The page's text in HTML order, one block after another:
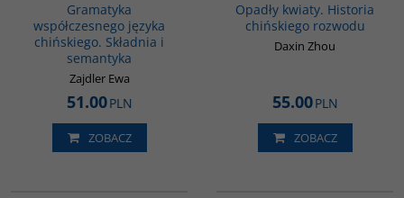
Gramatyka
współczesnego języka
chińskiego. Składnia i
semantyka
Zajdler Ewa
51.00PLN
ZOBACZ
Opadły kwiaty. Historia
chińskiego rozwodu
Daxin Zhou
55.00PLN
ZOBACZ